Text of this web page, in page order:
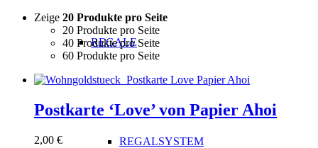
REGALE
REGALSYSTEM
Zeige 20 Produkte pro Seite
20 Produkte pro Seite
40 Produkte pro Seite
60 Produkte pro Seite
Postkarte ‘Love’ von Papier Ahoi
2,00 €